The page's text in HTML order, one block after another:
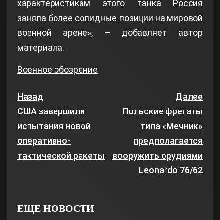
характеристикам этого танка Россия
заняла более солидные позиции на мировой
военной арене», — добавляет автор
материала.
Военное обозрение
Назад
США завершили
испытания новой
оперативно-
тактической ракеты
Далее
Польские фрегаты
типа «Мечник»
предполагается
вооружить орудиями
Leonardo 76/62
ЕЩЕ НОВОСТИ